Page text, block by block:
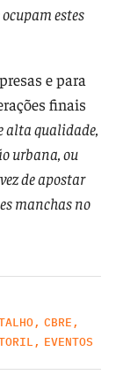
estes
e para
finais
alta qualidade,
urbana, ou
de apostar
manchas no
, CBRE ,
, EVENTOS